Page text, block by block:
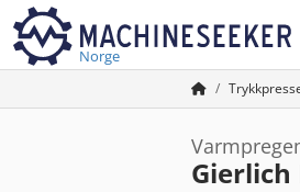
Norge
Gierlich